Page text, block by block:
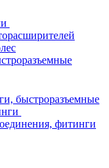
быстроразъемные
фитинги